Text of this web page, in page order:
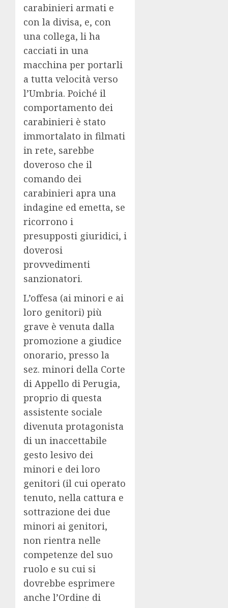
carabinieri armati e
con la divisa, e, con
una collega, li ha
cacciati in una
macchina per portarli
a tutta velocità verso
l’Umbria. Poiché il
comportamento dei
carabinieri è stato
immortalato in filmati
in rete, sarebbe
doveroso che il
comando dei
carabinieri apra una
indagine ed emetta, se
ricorrono i
presupposti giuridici, i
doverosi
provvedimenti
sanzionatori.
L’offesa (ai minori e ai
loro genitori) più
grave è venuta dalla
promozione a giudice
onorario, presso la
sez. minori della Corte
di Appello di Perugia,
proprio di questa
assistente sociale
divenuta protagonista
di un inaccettabile
gesto lesivo dei
minori e dei loro
genitori (il cui operato
tenuto, nella cattura e
sottrazione dei due
minori ai genitori,
non rientra nelle
competenze del suo
ruolo e su cui si
dovrebbe esprimere
anche l’Ordine di